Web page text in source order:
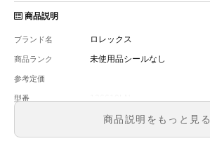
商品説明
ブランド名 ロレックス
商品ランク 未使用品シールなし
参考定価
型番
メンズ
文字盤 黒文字盤
商品説明をもっと見る